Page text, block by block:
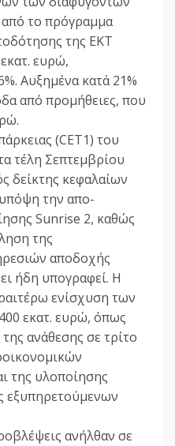
το πρόγραμμα
της ΕΚΤ
ευρώ,
Αυξημένα κατά 21%
από προμήθειες, που
(CET1) του
τέλη Σεπτεμβρίου
δείκτης κεφαλαίων
την απο-
Sunrise 2, καθώς
της
αποδοχής
ήδη υπογραφεί. Η
ενίσχυση των
εκατ. ευρώ, όπως
ανάθεσης σε τρίτο
της υλοποίησης
εξυπηρετούμενων
ανήλθαν σε